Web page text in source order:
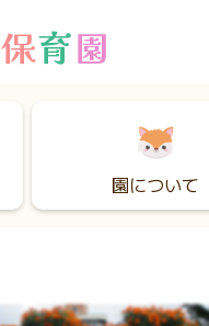
保育園
園について